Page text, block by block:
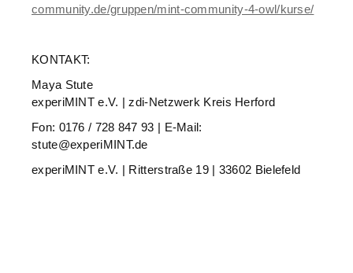
community.de/gruppen/mint-community-4-owl/kurse/
KONTAKT:
Maya Stute
experiMINT e.V. | zdi-Netzwerk Kreis Herford
Fon: 0176 / 728 847 93 | E-Mail:
stute@experiMINT.de
experiMINT e.V. | Ritterstraße 19 | 33602 Bielefeld